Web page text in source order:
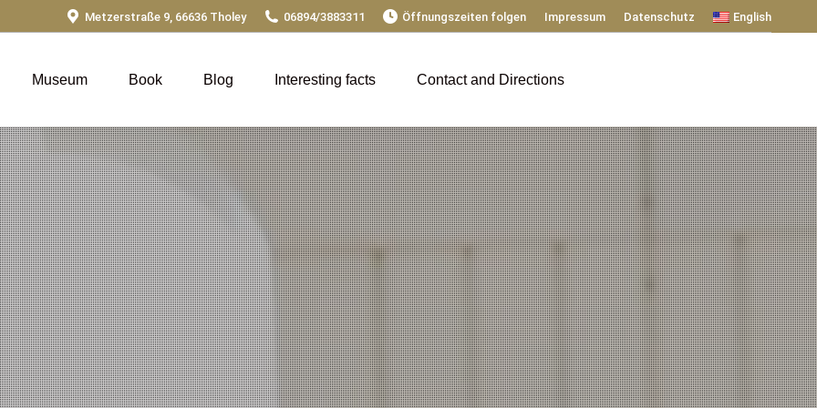
Metzerstraße 9, 66636 Tholey 06894/3883311 Öffnungszeiten folgen Impressum Datenschutz English
Museum Book Blog Interesting facts Contact and Directions